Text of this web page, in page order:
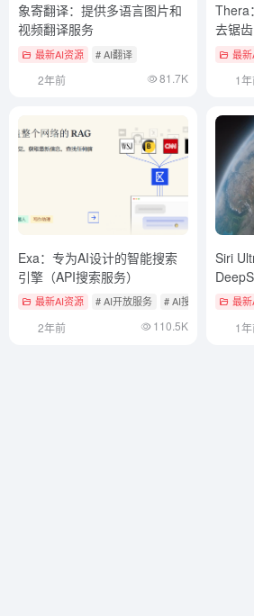
象寄翻译：提供多语言图片和
视频翻译服务
最新AI资源 # AI翻译
2年前 81.7K
Thera
去锯
最
1
Exa：专为AI设计的智能搜索
引擎（API搜索服务）
最新AI资源 # AI开放服务 # AI搜索工具
2年前 110.5K
Siri
现更
最
1